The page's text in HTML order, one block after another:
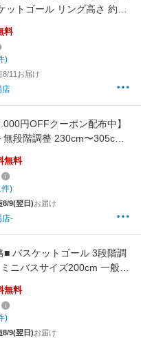
ットゴール リング高さ 約
階調節式 一般・ミニバス
バスケットボール バスケ
ール TIGORA
料
)
8/11お届け
店
円OFFクーポン配布中】
無段階調整 230cm〜305cm
モデル フロントボード付き
一般公式サイズ 305cm
屋外 家庭用 移動式 練習用
45cm バスケットボール
無料
)
8/9(翌日)お届け
店-
■ バスケットゴール 3段階調
ニバスサイズ200cm 一般公
で対応 キャスター付き 屋外
用 公式サイズ リング 43cm
ニバスケット ゴールル バ
無料
)
8/9(翌日)お届け